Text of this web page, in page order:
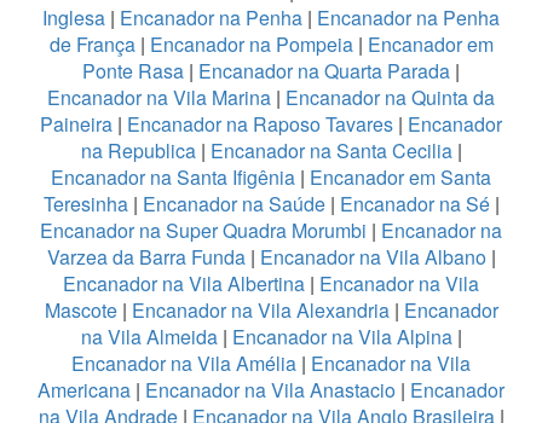
Inglesa | Encanador na Penha | Encanador na Penha
de França | Encanador na Pompeia| Encanador em
Ponte Rasa | Encanador na Quarta Parada |
Encanador na Vila Marina | Encanador na Quinta da
Paineira | Encanador na Raposo Tavares | Encanador
na Republica| Encanador na Santa Cecilia|
Encanador na Santa Ifigênia | Encanador em Santa
Teresinha| Encanador na Saúde| Encanador na Sé|
Encanador na Super Quadra Morumbi | Encanador na
Varzea da Barra Funda| Encanador na Vila Albano|
Encanador na Vila Albertina | Encanador na Vila
Mascote| Encanador na Vila Alexandria| Encanador
na Vila Almeida | Encanador na Vila Alpina |
Encanador na Vila Amélia | Encanador na Vila
Americana | Encanador na Vila Anastacio | Encanador
na Vila Andrade| Encanador na Vila Anglo Brasileira|